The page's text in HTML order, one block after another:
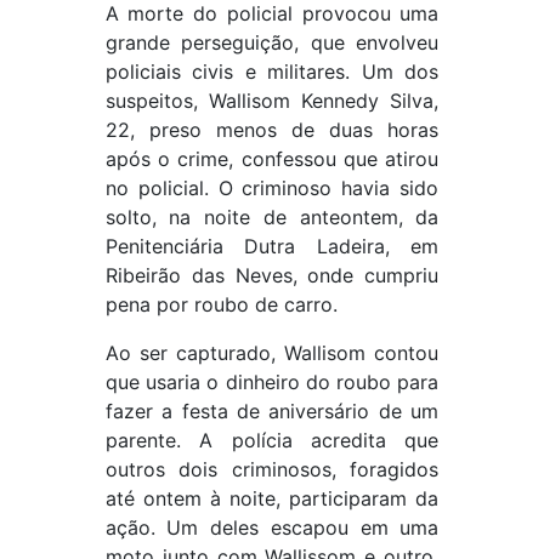
A morte do policial provocou uma
grande perseguição, que envolveu
policiais civis e militares. Um dos
suspeitos, Wallisom Kennedy Silva,
22, preso menos de duas horas
após o crime, confessou que atirou
no policial. O criminoso havia sido
solto, na noite de anteontem, da
Penitenciária Dutra Ladeira, em
Ribeirão das Neves, onde cumpriu
pena por roubo de carro.
Ao ser capturado, Wallisom contou
que usaria o dinheiro do roubo para
fazer a festa de aniversário de um
parente. A polícia acredita que
outros dois criminosos, foragidos
até ontem à noite, participaram da
ação. Um deles escapou em uma